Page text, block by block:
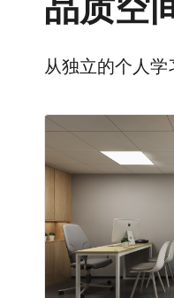
品质空
从独立的个人